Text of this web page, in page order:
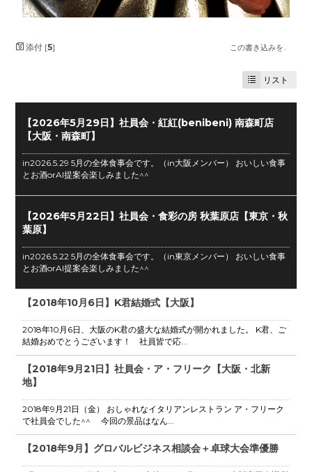
添付 [5] この書き込みを..
リスト
【2026年5月29日】社員会・紅紅(benibeni) 南森町店
【大阪・南森町】
in2026.5.29 5月の全体食事会です。（in大阪メンバー） おいしい食事
とお酒orAI提案会楽しみました^^
【2026年5月22日】社員会・食彩の房 秋葉原店【東京・秋
葉原】
in2026.5.22 5月の全体食事会です。（in東京メンバー） おいしい食事
とお酒orAI提案会楽しみました^^
【2018年10月6日】K君結婚式【大阪】
2018年10月6日、大阪のK君の盛大な結婚式が開かれました。 K君、ご
結婚おめでとうございます！ 社員皆で応...
【2018年9月21日】社員会・ア・フリーク【大阪・北新
地】
2018年9月21日（金） おしゃれなイタリアンレストラン ア・フリーク
で社員会でした^^ 今回の景品はなん...
【2018年9月】グロバルビジネス相談会＋卓球大会準優勝